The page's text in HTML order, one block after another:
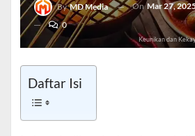
ByMD Media OnMar 27,
0
Keunikan dan
Daftar Isi